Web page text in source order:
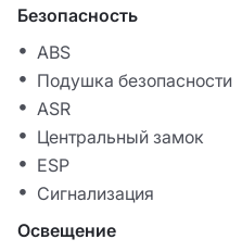
Безопасность
ABS
Подушка безопасности
ASR
Центральный замок
ESP
Сигнализация
Освещение